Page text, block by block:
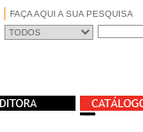
FAÇA AQUI A SUA PESQUISA